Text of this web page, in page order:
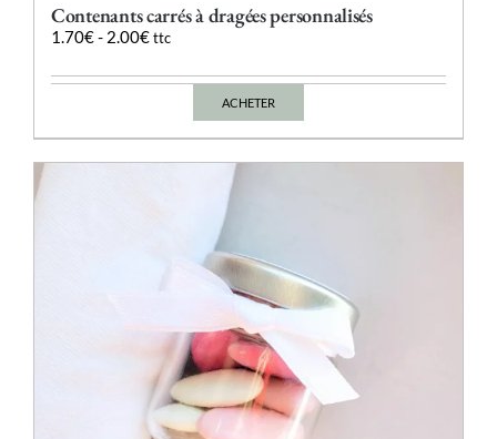
Contenants carrés à dragées personnalisés
1.70€- 2.00€ ttc
ACHETER
Ce
être
choisies
sur
la
page
du
produit